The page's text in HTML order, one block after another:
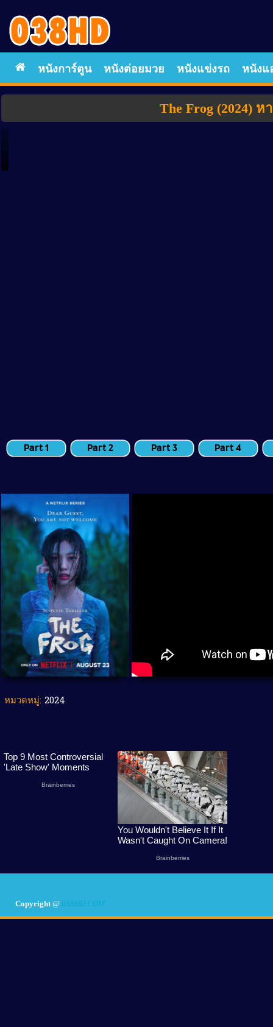
หนังการ์ตูน หนังต่อยมวย หนังแข่งรถ หนัง
The Frog (2024)
Part 1 Part 2 Part 3 Part 4
หมวดหมู่: 2024
Copyright@ 038HD.COM